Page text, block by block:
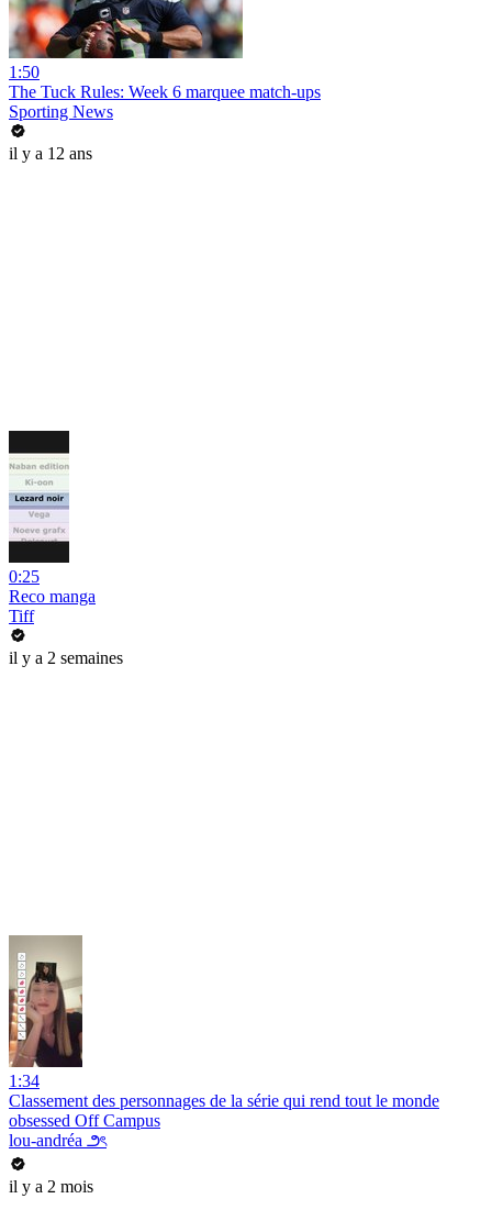
1:50
The Tuck Rules: Week 6 marquee match-ups
Sporting News
il y a 12 ans
0:25
Reco manga
Tiff
il y a 2 semaines
1:34
Classement des personnages de la série qui rend tout le monde
obsessed Off Campus
lou-andréa ౨ৎ
il y a 2 mois